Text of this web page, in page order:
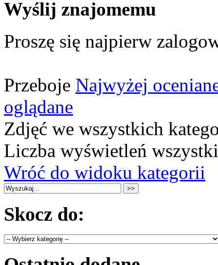
Wyślij znajomemu
Proszę się najpierw
Przeboje Najwyżej
oglądane
Zdjęć we wszystkich
Liczba wyświetleń
Wróć do widoku kategorii
Skocz do: